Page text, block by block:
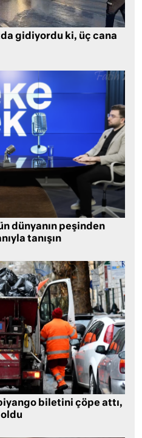
gidiyordu ki, üç cana
dünyanın peşinden
tanışın
biletini çöpe attı,